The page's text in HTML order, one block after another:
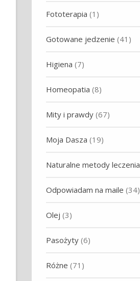
Fototerapia (1)
Gotowane jedzenie (41)
Higiena (7)
Homeopatia (8)
Mity i prawdy (67)
Moja Dasza (19)
Naturalne metody leczenia
Odpowiadam na maile (34)
Olej (3)
Pasożyty (6)
Różne (71)